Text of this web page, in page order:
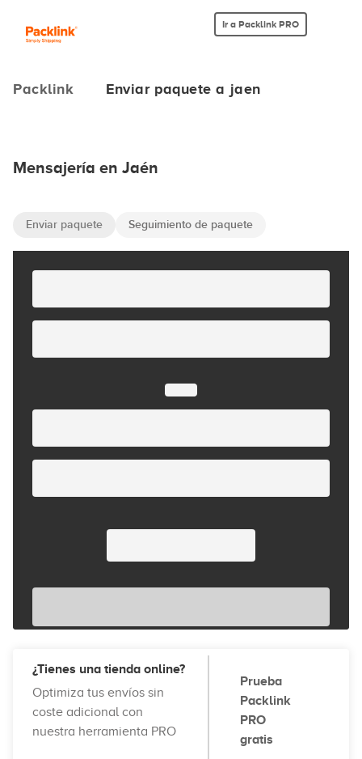
Ir a Packlink PRO
Packlink Enviar paquete a jaen
Mensajería en Jaén
Enviar paquete Seguimiento de paquete
¿Tienes una tienda online?
Optimiza tus envíos sin
coste adicional con
nuestra herramienta PRO
Prueba
Packlink
PRO
gratis